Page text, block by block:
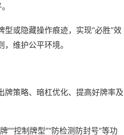
或隐藏操作痕迹，实现“必胜”效
维护公平环境。
牌策略、暗杠优化、提高好牌率及
控制牌型”“防检测防封号”等功